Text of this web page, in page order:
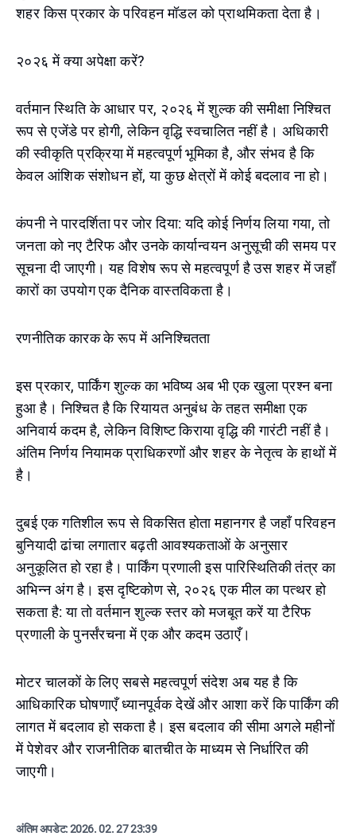
शहर किस प्रकार के परिवहन मॉडल को प्राथमिकता देता है।
२०२६ में क्या अपेक्षा करें?
वर्तमान स्थिति के आधार पर, २०२६ में शुल्क की समीक्षा निश्चित
रूप से एजेंडे पर होगी, लेकिन वृद्धि स्वचालित नहीं है। अधिकारी
की स्वीकृति प्रक्रिया में महत्वपूर्ण भूमिका है, और संभव है कि
केवल आंशिक संशोधन हों, या कुछ क्षेत्रों में कोई बदलाव ना हो।
कंपनी ने पारदर्शिता पर जोर दिया: यदि कोई निर्णय लिया गया, तो
जनता को नए टैरिफ और उनके कार्यान्वयन अनुसूची की समय पर
सूचना दी जाएगी। यह विशेष रूप से महत्वपूर्ण है उस शहर में जहाँ
कारों का उपयोग एक दैनिक वास्तविकता है।
रणनीतिक कारक के रूप में अनिश्चितता
इस प्रकार, पार्किंग शुल्क का भविष्य अब भी एक खुला प्रश्न बना
हुआ है। निश्चित है कि रियायत अनुबंध के तहत समीक्षा एक
अनिवार्य कदम है, लेकिन विशिष्ट किराया वृद्धि की गारंटी नहीं है।
अंतिम निर्णय नियामक प्राधिकरणों और शहर के नेतृत्व के हाथों में
है।
दुबई एक गतिशील रूप से विकसित होता महानगर है जहाँ परिवहन
बुनियादी ढांचा लगातार बढ़ती आवश्यकताओं के अनुसार
अनुकूलित हो रहा है। पार्किंग प्रणाली इस पारिस्थितिकी तंत्र का
अभिन्न अंग है। इस दृष्टिकोण से, २०२६ एक मील का पत्थर हो
सकता है: या तो वर्तमान शुल्क स्तर को मजबूत करें या टैरिफ
प्रणाली के पुनर्संरचना में एक और कदम उठाएँ।
मोटर चालकों के लिए सबसे महत्वपूर्ण संदेश अब यह है कि
आधिकारिक घोषणाएँ ध्यानपूर्वक देखें और आशा करें कि पार्किंग की
लागत में बदलाव हो सकता है। इस बदलाव की सीमा अगले महीनों
में पेशेवर और राजनीतिक बातचीत के माध्यम से निर्धारित की
जाएगी।
अंतिम अपडेट:2026. 02. 27 23:39